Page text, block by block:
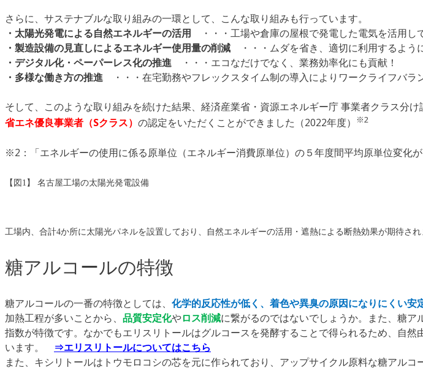
さらに、サステナブルな取り組みの一環として、こんな取り組みも行っています。
・太陽光発電による自然エネルギーの活用 ・・・工場や倉庫の屋根で発電した電気を活用し
・製造設備の見直しによるエネルギー使用量の削減 ・・・ムダを省き、適切に利用するよう
・デジタル化・ペーパーレス化の推進 ・・・エコなだけでなく、業務効率化にも貢献！
・多様な働き方の推進 ・・・在宅勤務やフレックスタイム制の導入によりワークライフバラ
そして、このような取り組みを続けた結果、経済産業省・資源エネルギー庁 事業者クラス分け
省エネ優良事業者（Sクラス） の認定をいただくことができました（2022年度） ※2
※2：「エネルギーの使用に係る原単位（エネルギー消費原単位）の５年度間平均原単位変化
【 図 1】 名古屋工場の太陽光発電設備
工場内、合計4か所に太陽光パネルを設置しており、自然エネルギーの活用・遮熱による断熱効果が期待され
糖アルコールの特徴
糖アルコールの一番の特徴としては、 化学的反応性が低く、着色や異臭の原因になりにくい安
加熱工程が多いことから、 品質安定化やロス削減に繋がるのではないでしょうか。また、糖
指数が特徴です。なかでもエリスリトールはグルコースを発酵することで得られるため、自
います。 ⇒エリスリトールについてはこちら
また、キシリトールはトウモロコシの芯を元に作られており、アップサイクル原料な糖アルコ